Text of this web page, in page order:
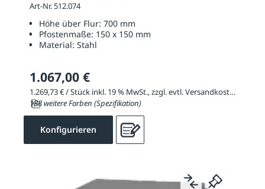
Art-Nr. 512.074
Höhe über Flur: 700 mm
Pfostenmaße: 150 x 150 mm
Material: Stahl
1.067,00 €
1.269,73 € / Stück inkl. 19 % MwSt., zzgl. evtl. Versandkosten
188 weitere Farben (Spezifikation)
Konfigurieren